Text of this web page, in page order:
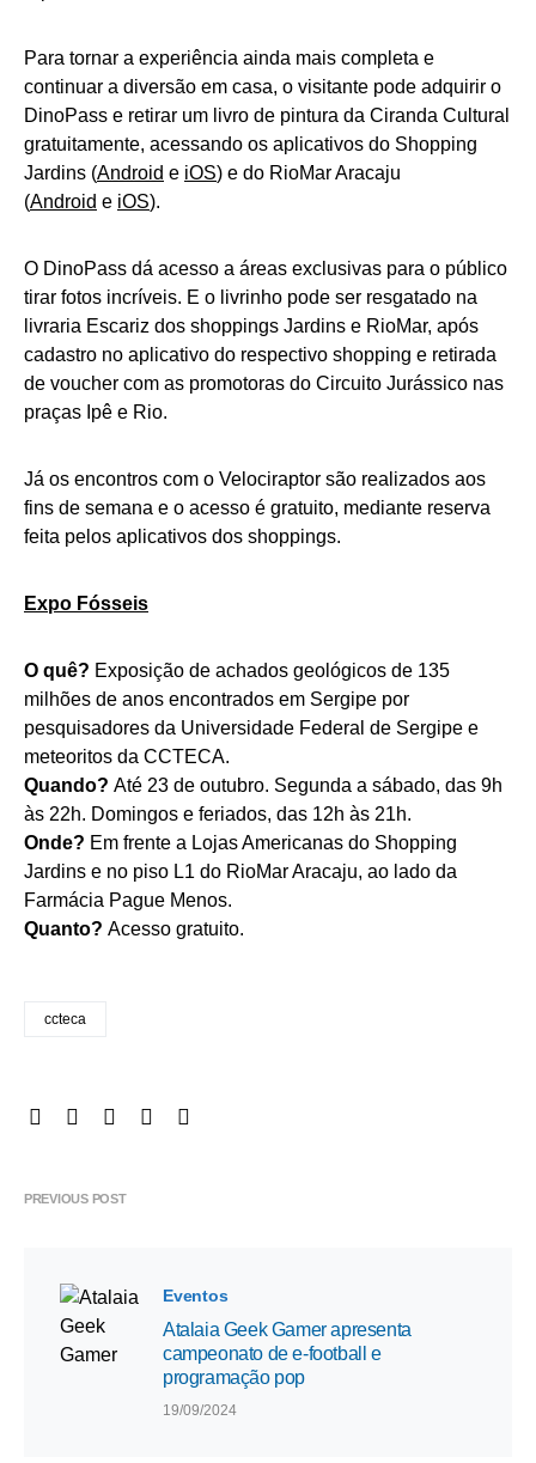
Para tornar a experiência ainda mais completa e
continuar a diversão em casa, o visitante pode adquirir o
DinoPass e retirar um livro de pintura da Ciranda Cultural
gratuitamente, acessando os aplicativos do Shopping
Jardins (Android e iOS) e do RioMar Aracaju
(Android e iOS).
O DinoPass dá acesso a áreas exclusivas para o público
tirar fotos incríveis. E o livrinho pode ser resgatado na
livraria Escariz dos shoppings Jardins e RioMar, após
cadastro no aplicativo do respectivo shopping e retirada
de voucher com as promotoras do Circuito Jurássico nas
praças Ipê e Rio.
Já os encontros com o Velociraptor são realizados aos
fins de semana e o acesso é gratuito, mediante reserva
feita pelos aplicativos dos shoppings.
Expo Fósseis
O quê? Exposição de achados geológicos de 135
milhões de anos encontrados em Sergipe por
pesquisadores da Universidade Federal de Sergipe e
meteoritos da CCTECA.
Quando? Até 23 de outubro. Segunda a sábado, das 9h
às 22h. Domingos e feriados, das 12h às 21h.
Onde? Em frente a Lojas Americanas do Shopping
Jardins e no piso L1 do RioMar Aracaju, ao lado da
Farmácia Pague Menos.
Quanto? Acesso gratuito.
ccteca
PREVIOUS POST
Eventos
Atalaia Geek Gamer apresenta
campeonato de e-football e
programação pop
19/09/2024